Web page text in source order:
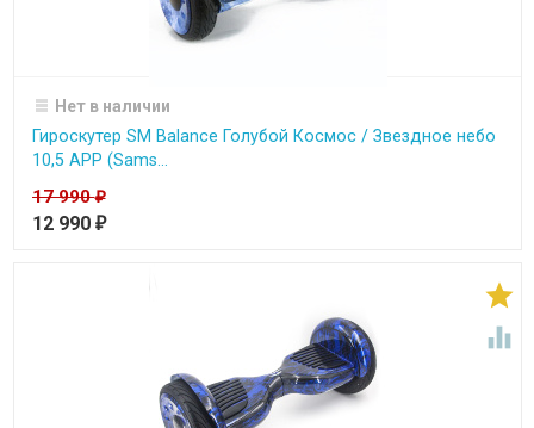
Нет в наличии
Гироскутер SM Balance Голубой Космос / Звездное небо
10,5 APP (Sams...
17 990₽
12 990 ₽

